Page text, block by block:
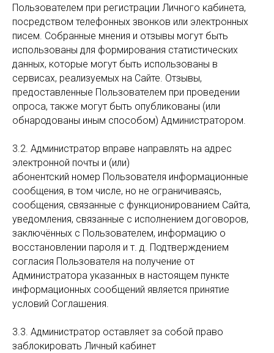
Пользователем при регистрации Личного кабинета,
посредством телефонных звонков или электронных
писем. Собранные мнения и отзывы могут быть
использованы для формирования статистических
данных, которые могут быть использованы в
сервисах, реализуемых на Сайте. Отзывы,
предоставленные Пользователем при проведении
опроса, также могут быть опубликованы (или
обнародованы иным способом) Администратором.
3.2. Администратор вправе направлять на адрес
электронной почты и (или)
абонентский номер Пользователя информационные
сообщения, в том числе, но не ограничиваясь,
сообщения, связанные с функционированием Сайта,
уведомления, связанные с исполнением договоров,
заключённых с Пользователем, информацию о
восстановлении пароля и т. д. Подтверждением
согласия Пользователя на получение от
Администратора указанных в настоящем пункте
информационных сообщений является принятие
условий Соглашения.
3.3. Администратор оставляет за собой право
заблокировать Личный кабинет